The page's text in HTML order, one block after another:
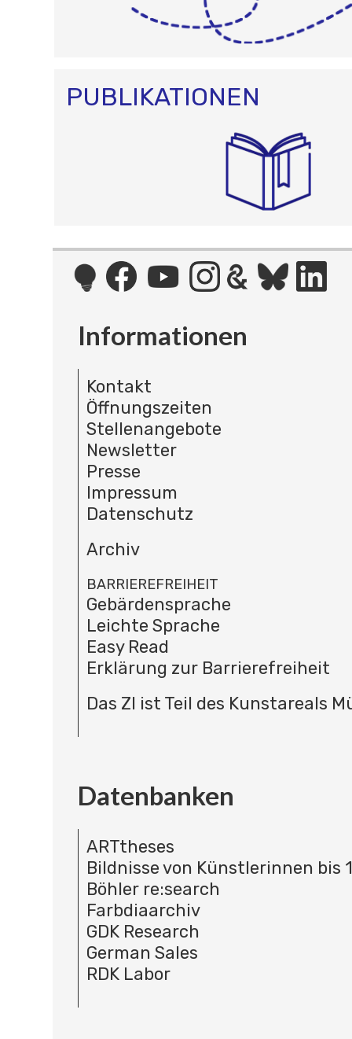
PUBLIKATIONEN
Informationen
Kontakt
Öffnungszeiten
Stellenangebote
Newsletter
Presse
Impressum
Datenschutz
Archiv
BARRIEREFREIHEIT
Gebärdensprache
Leichte Sprache
Easy Read
Erklärung zur Barrierefreiheit
Das ZI ist Teil des Kunstareals
Datenbanken
ARTtheses
Bildnisse von Künstlerinnen bis
Böhler re:search
Farbdiaarchiv
GDK Research
German Sales
RDK Labor